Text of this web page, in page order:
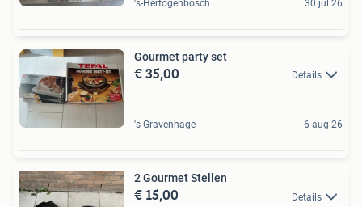
's-Hertogenbosch 30 jul 26
Gourmet party set
€ 35,00 Details
's-Gravenhage 6 aug 26
2 Gourmet Stellen
€ 15,00 Details